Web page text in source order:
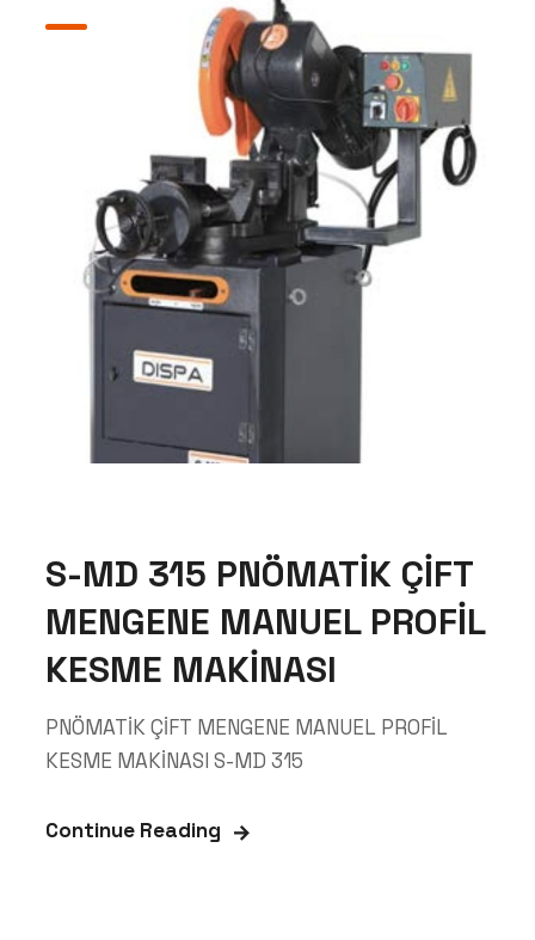
S-MD 315 PNÖMATİK ÇİFT
MENGENE MANUEL PROFİL
KESME MAKİNASI
PNÖMATİK ÇİFT MENGENE MANUEL PROFİL
KESME MAKİNASI S-MD 315
Continue Reading